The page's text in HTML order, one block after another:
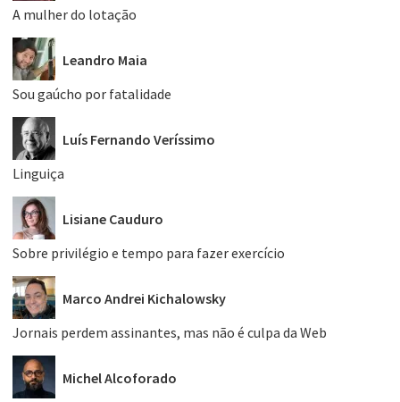
A mulher do lotação
Leandro Maia
Sou gaúcho por fatalidade
Luís Fernando Veríssimo
Linguiça
Lisiane Cauduro
Sobre privilégio e tempo para fazer exercício
Marco Andrei Kichalowsky
Jornais perdem assinantes, mas não é culpa da Web
Michel Alcoforado